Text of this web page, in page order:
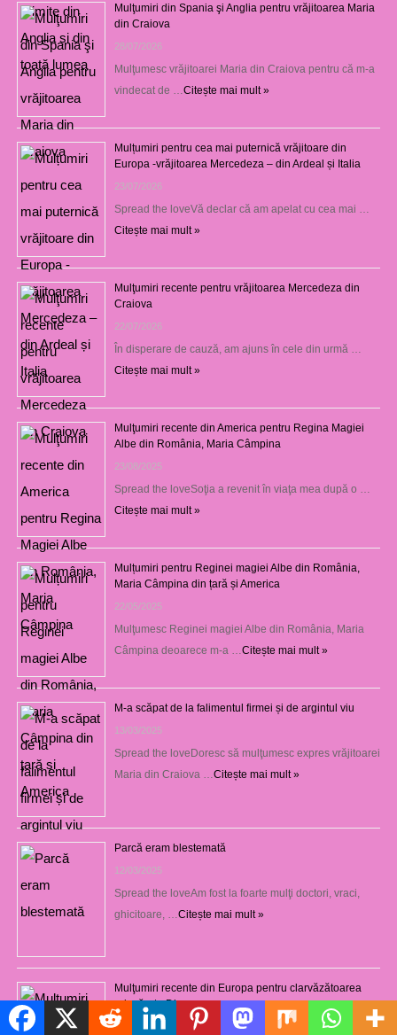
Mulţumiri din Spania şi Anglia pentru vrăjitoarea Maria
din Craiova
28/07/2026
Mulţumesc vrăjitoarei Maria din Craiova pentru că m-a
vindecat de …Citește mai mult »
Mulțumiri pentru cea mai puternică vrăjitoare din
Europa -vrăjitoarea Mercedeza – din Ardeal și Italia
23/07/2026
Spread the loveVă declar că am apelat cu cea mai …
Citește mai mult »
Mulţumiri recente pentru vrăjitoarea Mercedeza din
Craiova
22/07/2026
În disperare de cauză, am ajuns în cele din urmă …
Citește mai mult »
Mulţumiri recente din America pentru Regina Magiei
Albe din România, Maria Câmpina
23/08/2025
Spread the loveSoţia a revenit în viaţa mea după o …
Citește mai mult »
Mulțumiri pentru Reginei magiei Albe din România,
Maria Câmpina din țară și America
22/05/2025
Mulţumesc Reginei magiei Albe din România, Maria
Câmpina deoarece m-a …Citește mai mult »
M-a scăpat de la falimentul firmei și de argintul viu
13/03/2025
Spread the loveDoresc să mulţumesc expres vrăjitoarei
Maria din Craiova …Citește mai mult »
Parcă eram blestemată
12/03/2025
Spread the loveAm fost la foarte mulţi doctori, vraci,
ghicitoare, …Citește mai mult »
Mulţumiri recente din Europa pentru clarvăzătoarea
adevărata Diana
29/01/2021 Politică de cookie-uri